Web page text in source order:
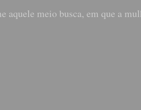
aquele meio busca, em que a